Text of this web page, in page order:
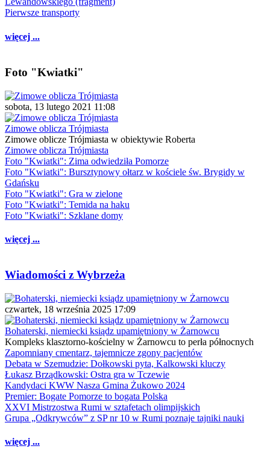
Pierwsze transporty
więcej ...
Foto "Kwiatki"
sobota, 13 lutego 2021 11:08
Zimowe oblicza Trójmiasta
Zimowe oblicze Trójmiasta w obiektywie Roberta
Zimowe oblicza Trójmiasta
Foto "Kwiatki": Zima odwiedziła Pomorze
Foto "Kwiatki": Bursztynowy ołtarz w kościele św. Brygidy w
Gdańsku
Foto "Kwiatki": Gra w zielone
Foto "Kwiatki": Temida na haku
Foto "Kwiatki": Szklane domy
więcej ...
Wiadomości z Wybrzeża
czwartek, 18 września 2025 17:09
Bohaterski, niemiecki ksiądz upamiętniony w Żarnowcu
Kompleks klasztorno-kościelny w Żarnowcu to perła północnych
Zapomniany cmentarz, tajemnicze zgony pacjentów
Debata w Szemudzie: Dołkowski pyta, Kalkowski kluczy
Łukasz Brządkowski: Ostra gra w Tczewie
Kandydaci KWW Nasza Gmina Żukowo 2024
Premier: Bogate Pomorze to bogata Polska
XXVI Mistrzostwa Rumi w sztafetach olimpijskich
Grupa „Odkrywców” z SP nr 10 w Rumi poznaje tajniki nauki
więcej ...